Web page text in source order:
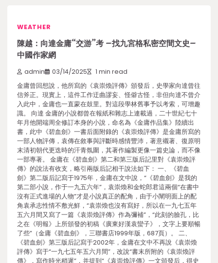
WEATHER
陳越：向達金庸“交游”考 –找九宮格私密空間文史–
中國作家網
admin 03/14/2025 1 min read
金庸曾回想說，他所寫的《袁崇煥評傳》頒發后，史學家向達曾往
信斧正。現實上，這件工作迂曲謬妄、怪僻古怪，非但向達不曾介
入此中，金庸也一直蒙在鼓里。對這段學林舊事予以考索，可增趣
識。 向達 金庸的小說都曾在報紙和雜志上連載過，二十世紀七十
年月他開端周全修訂本身的小說，命名為《金庸作品集》陸續出
書，此中《碧血劍》一書后面附錄的《袁崇煥評傳》是金庸所寫的
一部人物評傳，袁傳在敘事與評斷時感情豐沛，著意襯著、復原明
末清初朝代更迭時的汗青氛圍，其著作編製更像一篇史論，而不像
一部專著。 金庸在《碧血劍》第二和第三版后記里對《袁崇煥評
傳》的說法有收支，略引兩版后記相干說法如下： 一、《碧血
劍》第二版后記寫于1975年，金庸在文中說，“《碧血劍》是我的
第二部小說，作于一九五六年”，袁崇煥和金蛇郎君這兩個“在書中
沒有正式進場的人物”才是小說真正的配角，由于小闡明面上的配
角袁承志性情不敷光鮮，“袁崇煥也沒有寫好，所以在一九七五年
五六月間又寫了一篇《袁崇煥評傳》作為彌補”，“此刻的臉孔，比
之在《明報》上所頒發的初稿《廣東好漢袁蠻子》，文字上要順暢
了些”（金庸《碧血劍》，三聯書店1999年版，687頁）。 二、
《碧血劍》第三版后記寫于2002年，金庸在文中不再說《袁崇煥
評傳》寫于“一九七五年五六月間”，改說“書末所附的《袁崇煥評
傳》，寫作時光稍遲”，并提到“《袁崇煥評傳》一文頒發后，得史